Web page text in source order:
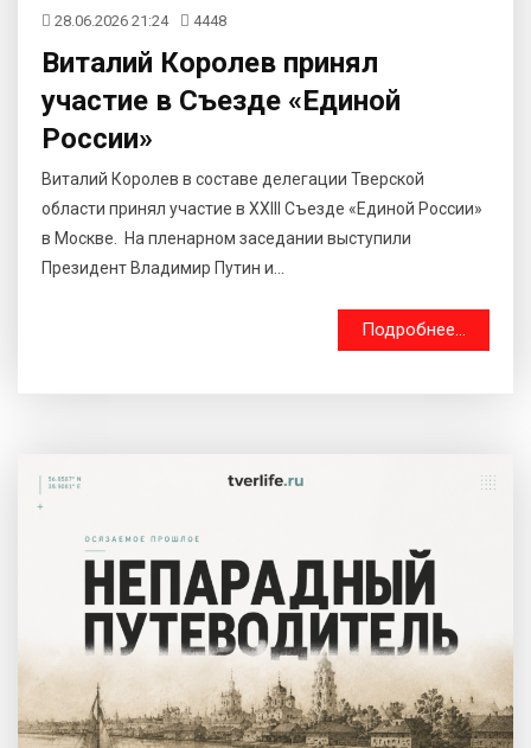
28.06.2026 21:24 4448
Виталий Королев принял
участие в Съезде «Единой
России»
Виталий Королев в составе делегации Тверской
области принял участие в XXIII Съезде «Единой России»
в Москве. На пленарном заседании выступили
Президент Владимир Путин и...
Подробнее...